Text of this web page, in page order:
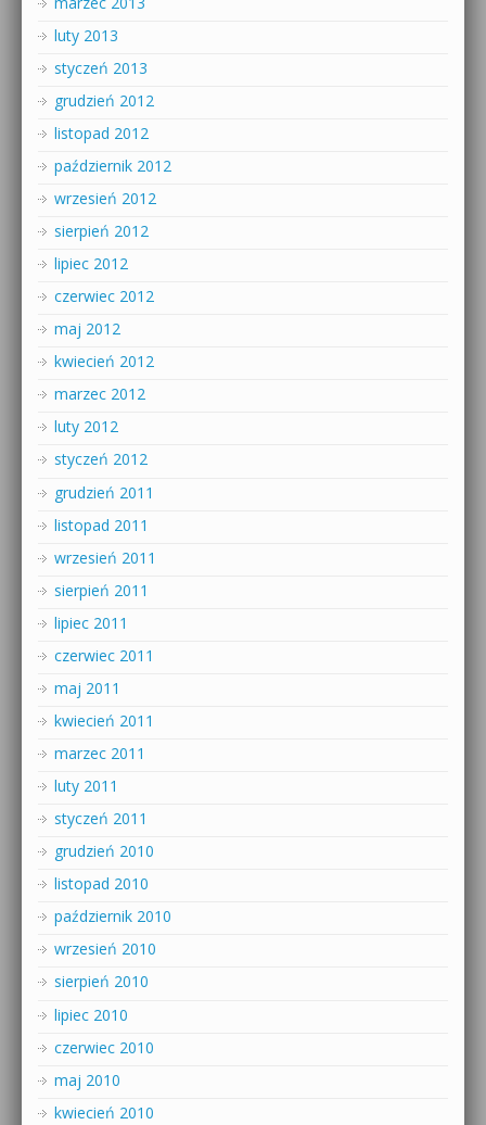
luty 2013
styczeń 2013
grudzień 2012
listopad 2012
październik 2012
wrzesień 2012
sierpień 2012
lipiec 2012
czerwiec 2012
maj 2012
kwiecień 2012
marzec 2012
luty 2012
styczeń 2012
grudzień 2011
listopad 2011
wrzesień 2011
sierpień 2011
lipiec 2011
czerwiec 2011
maj 2011
kwiecień 2011
marzec 2011
luty 2011
styczeń 2011
grudzień 2010
listopad 2010
październik 2010
wrzesień 2010
sierpień 2010
lipiec 2010
czerwiec 2010
maj 2010
kwiecień 2010